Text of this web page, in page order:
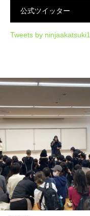
公式ツイッター
Tweets by ninjaakatsuki1